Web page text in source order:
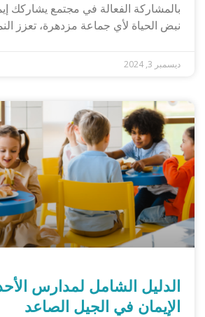
بالمشاركة الفعالة في مجتمع يشاركك
نبض الحياة لأي جماعة مزدهرة، تعزز
ديسمبر 3, 2024
الدليل الشامل لمدارس
الإيمان في الجيل الصاعد